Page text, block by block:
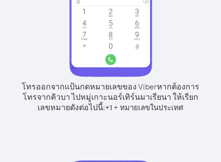
โทรออกจากแป้นกดหมายเลขของ Viberหากต้องการ
โทรจากคิวบา ไปหมู่เกาะนอร์เทิร์นมาเรียนา ให้เรียก
เลขหมายดังต่อไปนี้:+1 + หมายเลขในประเทศ